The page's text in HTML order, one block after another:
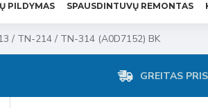
PILDYMAS SPAUSDINTUVŲ REMONTAS
/ TN-214 / TN-314 (A0D7152) BK
GREITAS